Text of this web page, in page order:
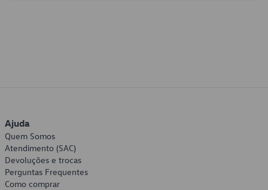
Ajuda
Quem Somos
Atendimento (SAC)
Devoluções e trocas
Perguntas Frequentes
Como comprar